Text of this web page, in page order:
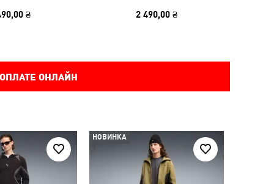
₴ 2 490,00 ₴
ОНЛАЙН
НОВИНКА